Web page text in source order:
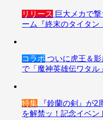
リリース 巨大メカで
ーム『終末のタイタン
コラボ ついに虎王＆影
で「魔神英雄伝ワタル
特集 『鈴蘭の剣』が2
を解禁ッ！記念イベン